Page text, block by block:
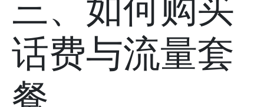
三、如何购买
话费与流量套
餐